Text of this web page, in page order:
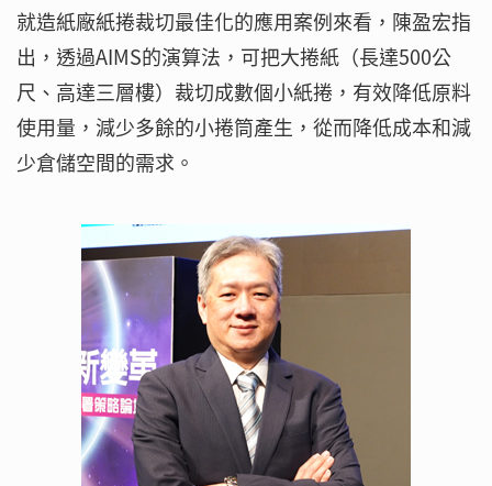
就造紙廠紙捲裁切最佳化的應用案例來看，陳盈宏指
出，透過AIMS的演算法，可把大捲紙（長達500公
尺、高達三層樓）裁切成數個小紙捲，有效降低原料
使用量，減少多餘的小捲筒產生，從而降低成本和減
少倉儲空間的需求。